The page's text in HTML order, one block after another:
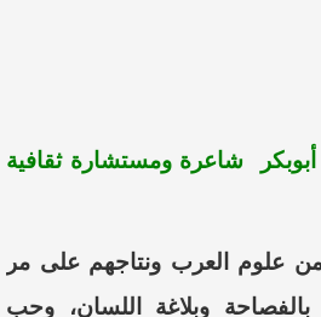
شاعرة ومستشارة ثقافية
علوم العرب ونتاجهمعلى مر
بالفصاحة وبلاغة اللسان،
وحب